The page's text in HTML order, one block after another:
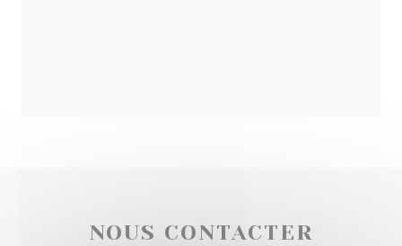
NOUS CONTACTER